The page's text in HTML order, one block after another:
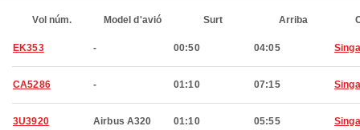
Vol núm. Model d'avió Surt Arriba
EK353 - 00:50 04:05
CA5286 - 01:10 07:15
3U3920 Airbus A320 01:10 05:55